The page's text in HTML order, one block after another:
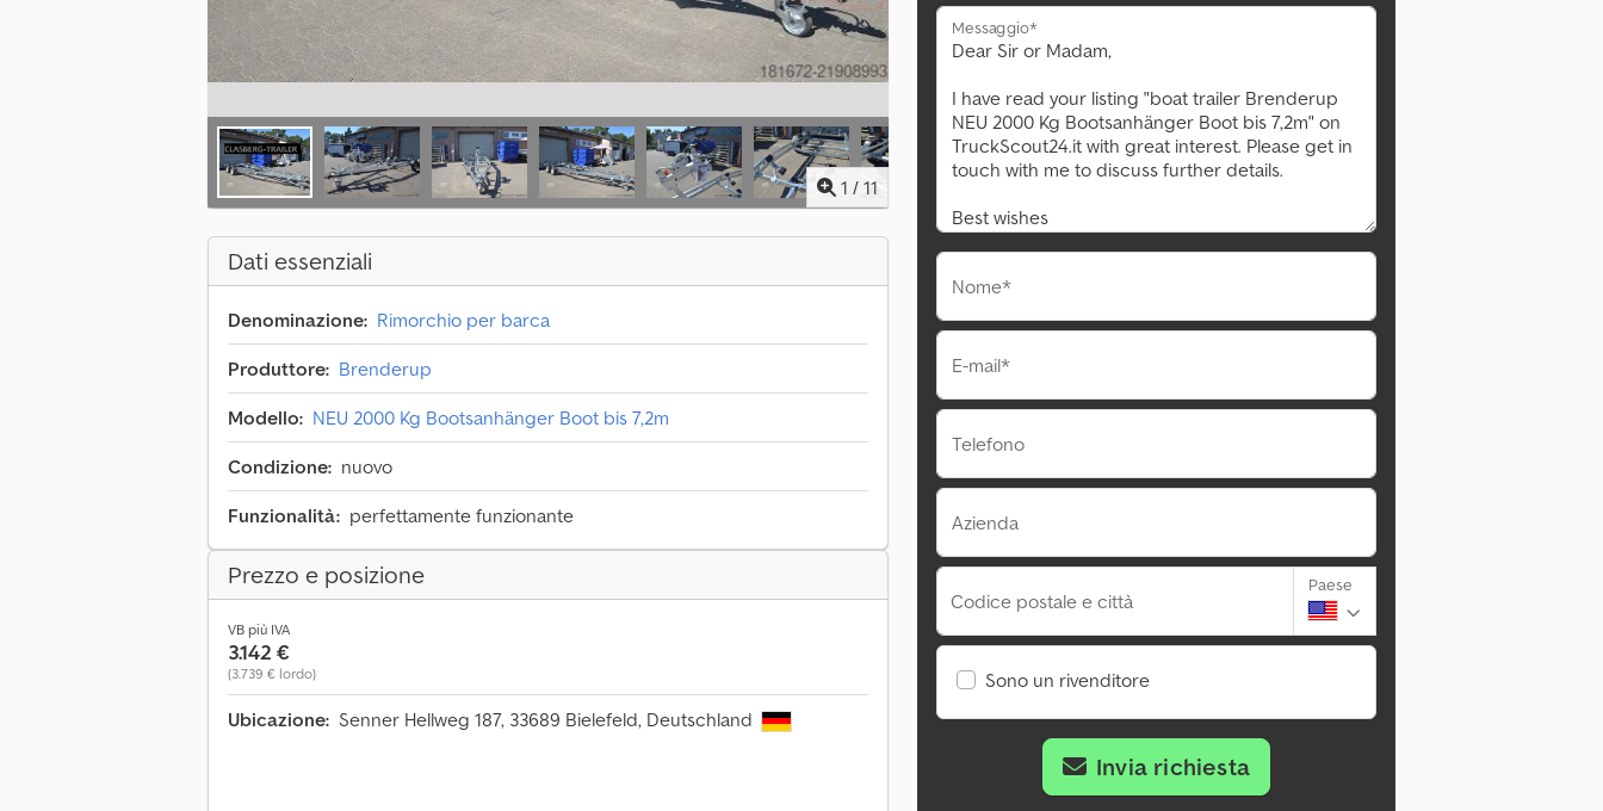
1 / 11
Dati essenziali
Denominazione: Rimorchio per barca
Produttore: Brenderup
Modello: NEU 2000 Kg Bootsanhänger Boot bis 7,2m
Condizione: nuovo
Funzionalità: perfettamente funzionante
Prezzo e posizione
VB più IVA
3.142 €
(3.739 € lordo)
Ubicazione: Senner Hellweg 187, 33689 Bielefeld, Deutschland
Messaggio*
Nome*
E-mail*
Telefono
Azienda
Codice postale e città
Paese
Sono un rivenditore
Invia richiesta